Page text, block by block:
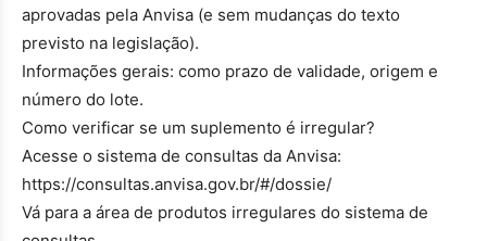
aprovadas pela Anvisa (e sem mudanças do texto
previsto na legislação).
Informações gerais: como prazo de validade, origem e
número do lote.
Como verificar se um suplemento é irregular?
Acesse o sistema de consultas da Anvisa:
https://consultas.anvisa.gov.br/#/dossie/
Vá para a área de produtos irregulares do sistema de